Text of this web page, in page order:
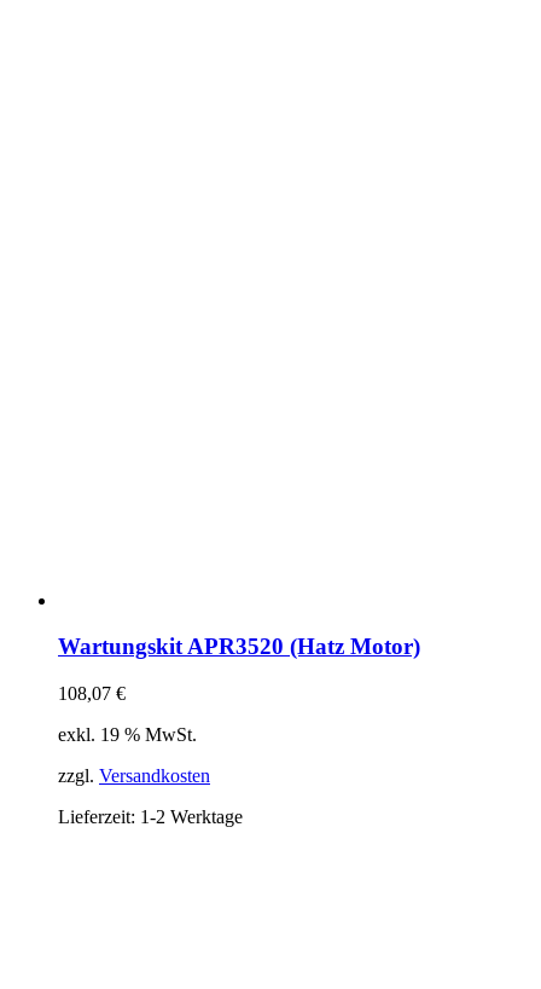
Wartungskit APR3520 (Hatz Motor)
108,07 €
exkl. 19 % MwSt.
zzgl. Versandkosten
Lieferzeit: 1-2 Werktage